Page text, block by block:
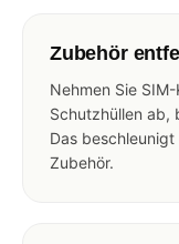
Zubehör
Nehmen Sie
Schutzhüllen ab,
Das
Zubehör.